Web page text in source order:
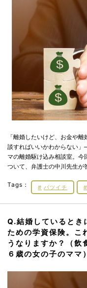
「離婚したいけど、お金や
談すればいいかわからない
マの離婚駆け込み相談室。
ついて、弁護士の中川先生が
Tags： バツイチ
Q.結婚しているとき
ための学資保険。こ
うなりますか？（飲
６歳の女の子のママ）